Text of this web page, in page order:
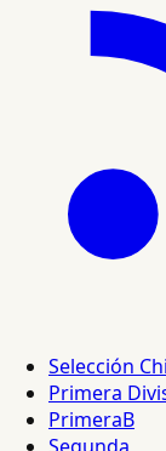
Selección
Primera
PrimeraB